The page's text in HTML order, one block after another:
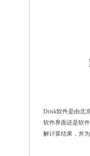
Drisk软件是由北
软件界面还是软
解计算结果，并